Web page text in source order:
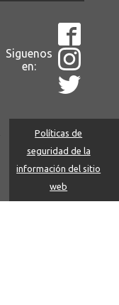
Siguenos
en:
Políticas de
seguridad de la
información del sitio
web